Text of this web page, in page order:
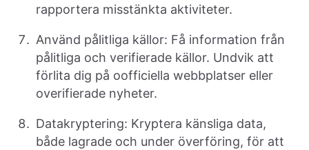
rapportera misstänkta aktiviteter.
Använd pålitliga källor: Få information från
pålitliga och verifierade källor. Undvik att
förlita dig på oofficiella webbplatser eller
overifierade nyheter.
Datakryptering: Kryptera känsliga data,
både lagrade och under överföring, för att